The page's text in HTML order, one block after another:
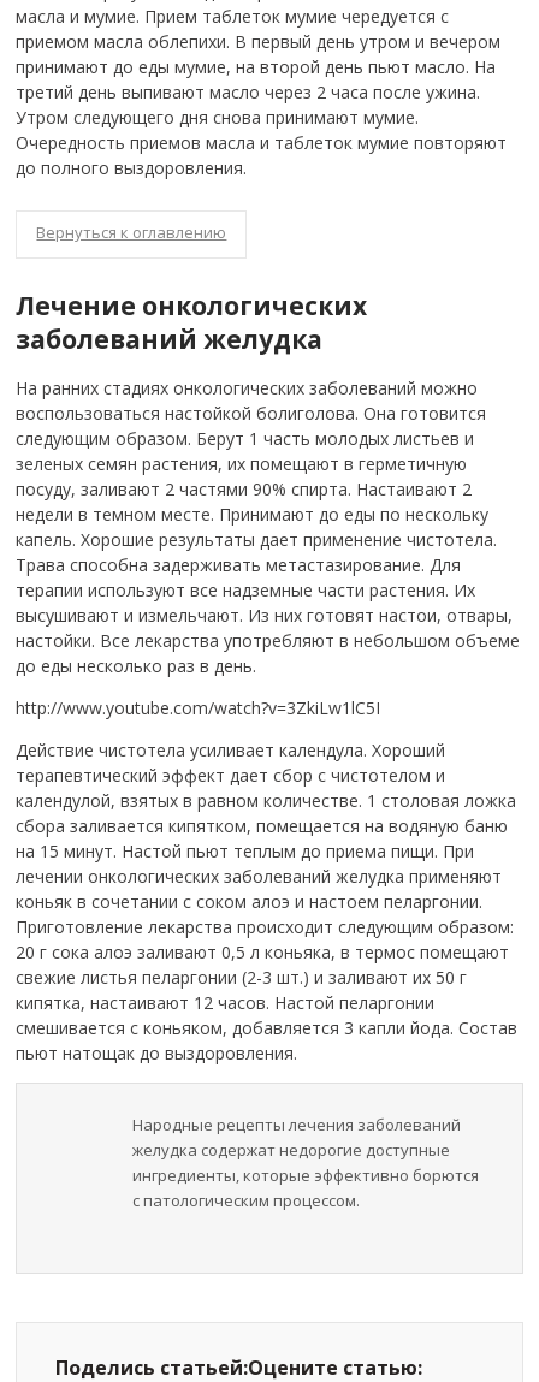
масла и мумие. Прием таблеток мумие чередуется с
приемом масла облепихи. В первый день утром и вечером
принимают до еды мумие, на второй день пьют масло. На
третий день выпивают масло через 2 часа после ужина.
Утром следующего дня снова принимают мумие.
Очередность приемов масла и таблеток мумие повторяют
до полного выздоровления.
Вернуться к оглавлению
Лечение онкологических
заболеваний желудка
На ранних стадиях онкологических заболеваний можно
воспользоваться настойкой болиголова. Она готовится
следующим образом. Берут 1 часть молодых листьев и
зеленых семян растения, их помещают в герметичную
посуду, заливают 2 частями 90% спирта. Настаивают 2
недели в темном месте. Принимают до еды по нескольку
капель. Хорошие результаты дает применение чистотела.
Трава способна задерживать метастазирование. Для
терапии используют все надземные части растения. Их
высушивают и измельчают. Из них готовят настои, отвары,
настойки. Все лекарства употребляют в небольшом объеме
до еды несколько раз в день.
http://www.youtube.com/watch?v=3ZkiLw1lC5I
Действие чистотела усиливает календула. Хороший
терапевтический эффект дает сбор с чистотелом и
календулой, взятых в равном количестве. 1 столовая ложка
сбора заливается кипятком, помещается на водяную баню
на 15 минут. Настой пьют теплым до приема пищи. При
лечении онкологических заболеваний желудка применяют
коньяк в сочетании с соком алоэ и настоем пеларгонии.
Приготовление лекарства происходит следующим образом:
20 г сока алоэ заливают 0,5 л коньяка, в термос помещают
свежие листья пеларгонии (2-3 шт.) и заливают их 50 г
кипятка, настаивают 12 часов. Настой пеларгонии
смешивается с коньяком, добавляется 3 капли йода. Состав
пьют натощак до выздоровления.
Народные рецепты лечения заболеваний
желудка содержат недорогие доступные
ингредиенты, которые эффективно борются
с патологическим процессом.
Поделись статьей:Оцените статью: